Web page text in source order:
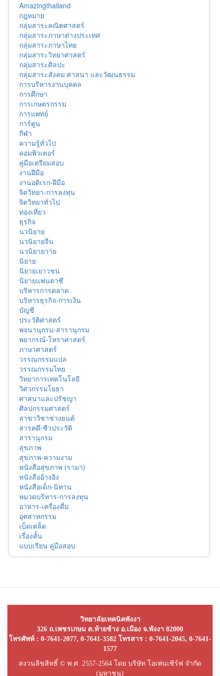
Amazingthailand
กฎหมาย
กลุ่มสาระคณิตศาสตร์
กลุ่มสาระภาษาต่างประเทศ
กลุ่มสาระภาษาไทย
กลุ่มสาระวิทยาศาสตร์
กลุ่มสาระศิลปะ
กลุ่มสาระสังคม ศาสนา และวัฒนธรรม
การบริหารงานบุคคล
การศึกษา
การเกษตรกรรม
การแพทย์
การ์ตูน
กีฬา
ความรู้ทั่วไป
คอมพิวเตอร์
คู่มือเตรียมสอบ
งานฝีมือ
งานอดิเรก-ฝีมือ
จิตวิทยา-การลงทุน
จิตวิทยาทั่วไป
ท่องเที่ยว
ธุรกิจ
นวนิยาย
นวนิยายจีน
นวนิยายวาย
นิยาย
นิยายเยาวชน
นิยายแฟนตาซี
บริหารการตลาด
บริหารธุรกิจ-การเงิน
บัญชี
ประวัติศาสตร์
พจนานุกรม-สารานุกรม
พยากรณ์-โหราศาสตร์
ภาษาศาสตร์
วรรณกรรมแปล
วรรณกรรมไทย
วิทยาการเทคโนโลยี
วิศวกรรมโยธา
ศาสนาและปรัชญา
ศิลปกรรมศาสตร์
สาขาวิชาช่างยนต์
สารคดี-ชีวประวัติ
สารานุกรม
สุขภาพ
สุขภาพ-ความงาม
หนังสือสุขภาพ (รามา)
หนังสืออ้างอิง
หนังสือเด็ก-นิทาน
หมวดบริหาร-การลงทุน
อาหาร-เครื่องดื่ม
อุตสาหกรรม
เบ็ดเตล็ด
เรื่องสั้น
แบบเรียน คู่มือสอบ
วิทยาลัยเทคนิคพังงา
326 ถ.เพชรเกษม ต.ท้ายช้าง อ.เมือง จ.พังงา 82000
โทรศัพท์ : 0-7641-2077, 0-7641-3582 โทรสาร : 0-7641-2045, 0-7641-
1577
สงวนลิขสิทธิ์ © พ.ศ. 2557-2564 โดย บริษัท โอเพ่นเซิร์ฟ จำกัด
(มหาชน)